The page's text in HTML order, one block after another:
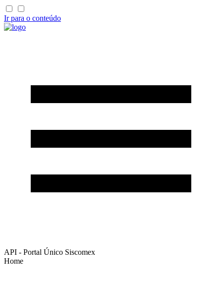
Ir para o conteúdo
API - Portal Único Siscomex
Home